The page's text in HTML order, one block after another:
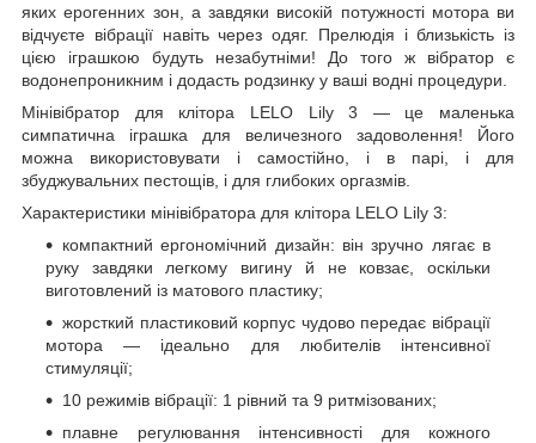
яких ерогенних зон, а завдяки високій потужності мотора ви
відчуєте вібрації навіть через одяг. Прелюдія і близькість із
цією іграшкою будуть незабутніми! До того ж вібратор є
водонепроникним і додасть родзинку у ваші водні процедури.
Мінівібратор для клітора LELO Lily 3 — це маленька
симпатична іграшка для величезного задоволення! Його
можна використовувати і самостійно, і в парі, і для
збуджувальних пестощів, і для глибоких оргазмів.
Характеристики мінівібратора для клітора LELO Lily 3:
компактний ергономічний дизайн: він зручно лягає в
руку завдяки легкому вигину й не ковзає, оскільки
виготовлений із матового пластику;
жорсткий пластиковий корпус чудово передає вібрації
мотора — ідеально для любителів інтенсивної
стимуляції;
10 режимів вібрації: 1 рівний та 9 ритмізованих;
плавне регулювання інтенсивності для кожного